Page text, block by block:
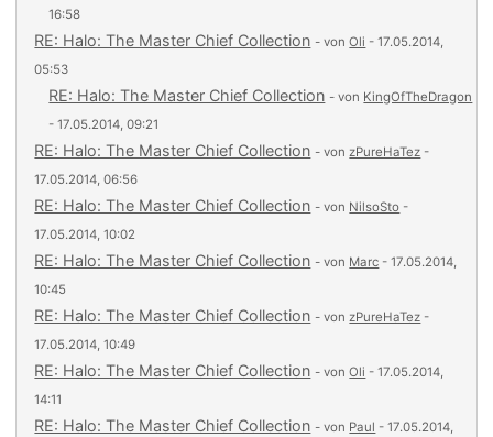
16:58
RE: Halo: The Master Chief Collection - vonOli - 17.05.2014,
05:53
RE: Halo: The Master Chief Collection - von KingOfTheDragon
- 17.05.2014, 09:21
RE: Halo: The Master Chief Collection - vonzPureHaTez -
17.05.2014, 06:56
RE: Halo: The Master Chief Collection - von NilsoSto -
17.05.2014, 10:02
RE: Halo: The Master Chief Collection - von Marc - 17.05.2014,
10:45
RE: Halo: The Master Chief Collection - vonzPureHaTez -
17.05.2014, 10:49
RE: Halo: The Master Chief Collection - vonOli - 17.05.2014,
14:11
RE: Halo: The Master Chief Collection - von Paul - 17.05.2014,